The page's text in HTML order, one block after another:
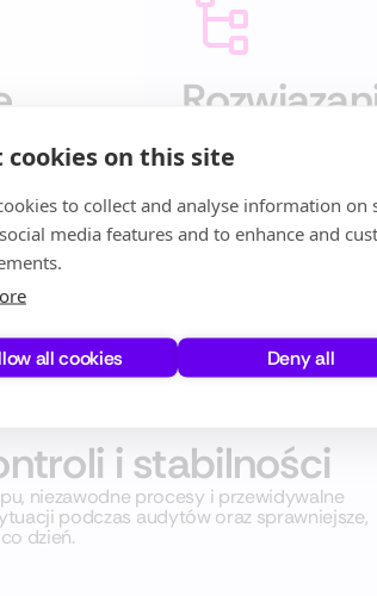
w
o
Na co dzień
zamówienie oraz
ograniczać ryzyko –
i stabilności
niezawodne procesy i przewidywalne
podczas audytów oraz sprawniejsze,
dzień.
cookies on this site
to collect and analyse information
media features and to enhance and
all cookies Deny all